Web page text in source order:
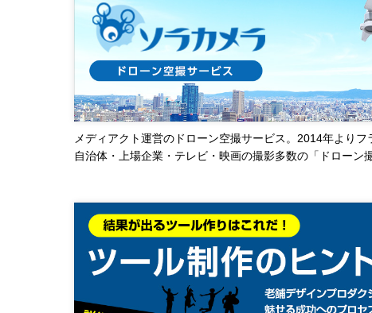
メディアクト運営のドローン空撮サービス。2014年よりフ
自治体・上場企業・テレビ・映画の撮影多数の「ドローン